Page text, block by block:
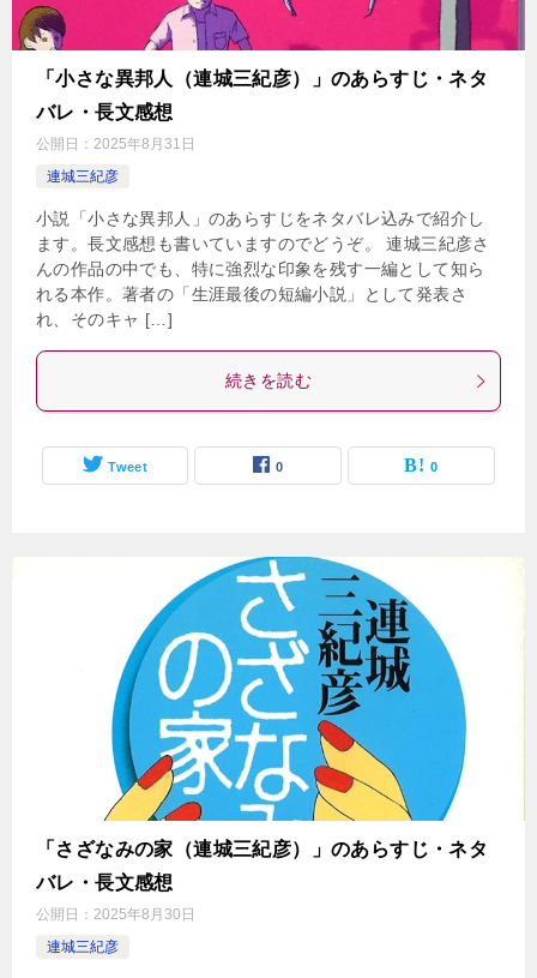
「小さな異邦人（連城三紀彦）」のあらすじ・ネタ
バレ・長文感想
公開日： 2025年8月31日
連城三紀彦
小説「小さな異邦人」のあらすじをネタバレ込みで紹介し
ます。長文感想も書いていますのでどうぞ。 連城三紀彦さ
んの作品の中でも、特に強烈な印象を残す一編として知ら
れる本作。著者の「生涯最後の短編小説」として発表さ
れ、そのキャ […]
続きを読む
Tweet 0 0
「さざなみの家（連城三紀彦）」のあらすじ・ネタ
バレ・長文感想
公開日： 2025年8月30日
連城三紀彦